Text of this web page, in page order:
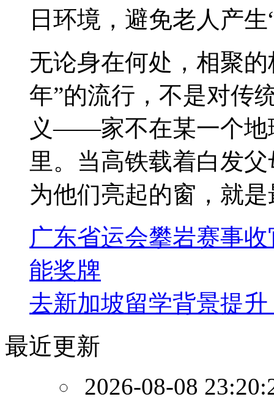
日环境，避免老人产
无论身在何处，相聚
年”的流行，不是对传
义——家不在某一个地
里。当高铁载着白发
为他们亮起的窗，就
广东省运会攀岩赛事
能奖牌
去新加坡留学背景提
最近更新
2026-08-08